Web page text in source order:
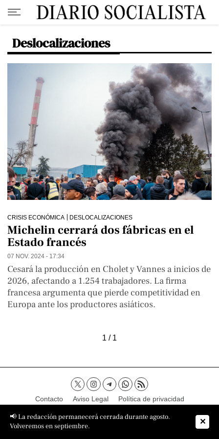
Deslocalizaciones
CRISIS ECONÓMICA DESLOCALIZACIONES
Michelin cerrará dos fábricas en el
Estado francés
07 NOV. 2024 - 17:34
Cesará la producción en Cholet y Vannes a inicios de
2026, afectando a 1.254 trabajadores. La firma
francesa argumenta que pierde competitividad en
Europa ante los productores asiáticos.
1 / 1
Contacto Aviso Legal
Política de privacidad
Política de cookies
Sobre nosotros
📢 La redacción permanecerá cerrada durante agosto.
Volveremos en septiembre.
✕